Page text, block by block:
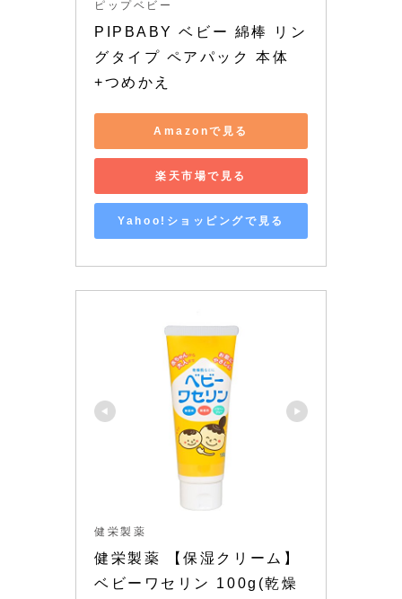
ピップベビー
PIPBABY ベビー 綿棒 リン
グタイプ ペアパック 本体
+つめかえ
Amazonで見る
楽天市場で見る
Yahoo!ショッピングで見る
健栄製薬
健栄製薬 【保湿クリーム】
ベビーワセリン 100g(乾燥